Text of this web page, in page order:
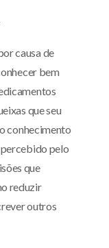
causa de
bem
que seu
conhecimento
pelo
que
reduzir
outros